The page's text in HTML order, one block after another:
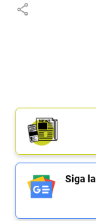
share
Siga